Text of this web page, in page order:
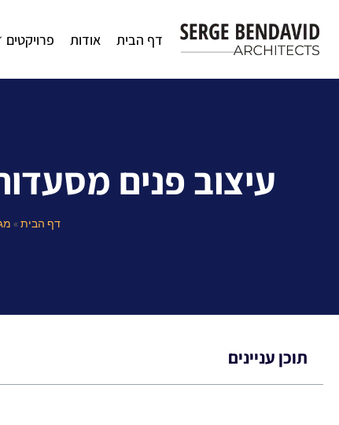
דף הבית אודות פרויקטים
עיצוב פנים
דף הבית »
תוכן עניינים